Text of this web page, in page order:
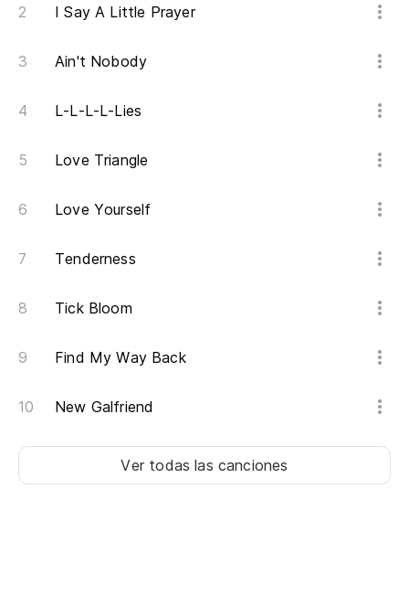
I Say A Little Prayer
Ain't Nobody
L-L-L-L-Lies
Love Triangle
Love Yourself
Tenderness
Tick Bloom
Find My Way Back
New Galfriend
Ver todas las canciones